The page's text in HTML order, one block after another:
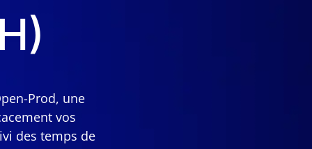
Prod, une
vos
des temps de